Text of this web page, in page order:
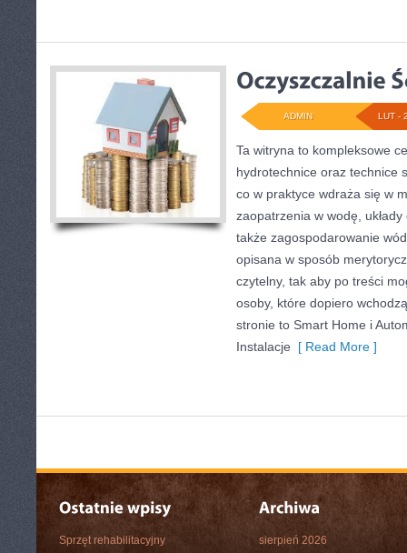
LUT -
ADMIN
Ta witryna to kompleksowe
hydrotechnice oraz technice
co w praktyce wdraża się w
zaopatrzenia w wodę,
także zagospodarowanie
opisana w sposób
czytelny, tak aby po treści
osoby, które dopiero
stronie to Smart Home i
Instalacje [ Read More ]
Sprzęt rehabilitacyjny
sierpień 2026